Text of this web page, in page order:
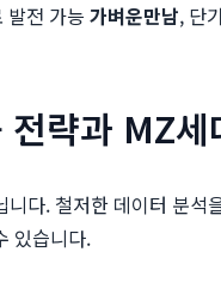
발전 가능 가벼운만남, 단
략과 MZ세
다. 철저한 데이터 분
있습니다.